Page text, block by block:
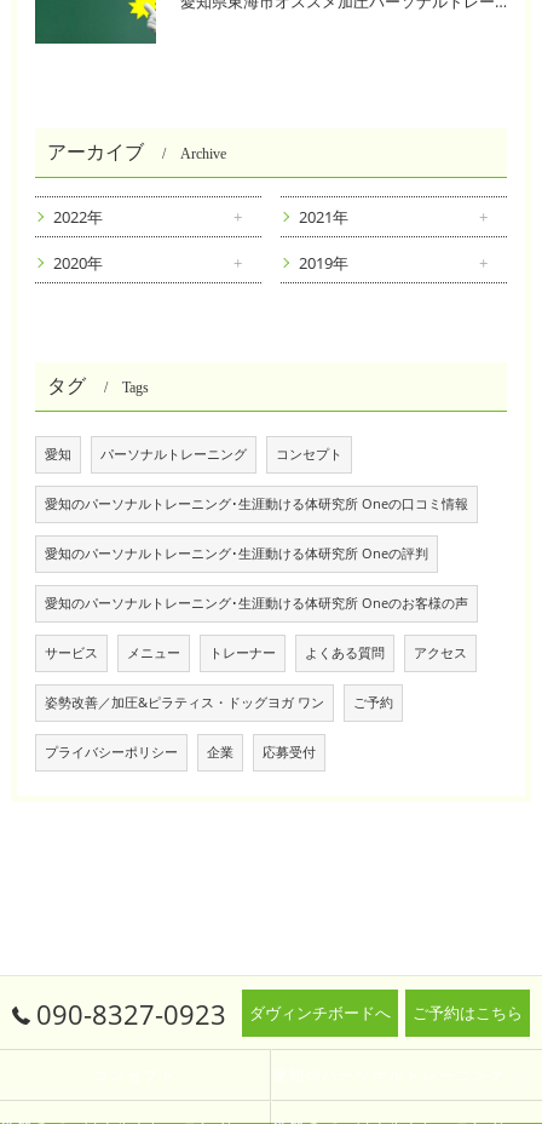
アーカイブ Archive
2022年 2021年
2020年 2019年
タグ Tags
愛知 パーソナルトレーニング コンセプト
愛知のパーソナルトレーニング･生涯動ける体研究所 Oneの口コミ情報
愛知のパーソナルトレーニング･生涯動ける体研究所 Oneの評判
愛知のパーソナルトレーニング･生涯動ける体研究所 Oneのお客様の声
サービス メニュー トレーナー よくある質問 アクセス
姿勢改善／加圧&ピラティス・ドッグヨガ ワン ご予約
プライバシーポリシー 企業 応募受付
090-8327-0923 ダヴィンチボードへ ご予約はこちら